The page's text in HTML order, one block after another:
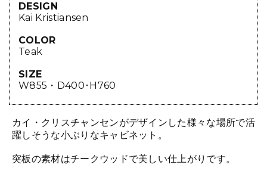
DESIGN
Kai Kristiansen
COLOR
Teak
SIZE
W855・D400･H760
カイ・クリスチャンセンがデザインした様々な場所で活
躍しそうな小ぶりなキャビネット。
突板の素材はチークウッドで美しい仕上がりです。